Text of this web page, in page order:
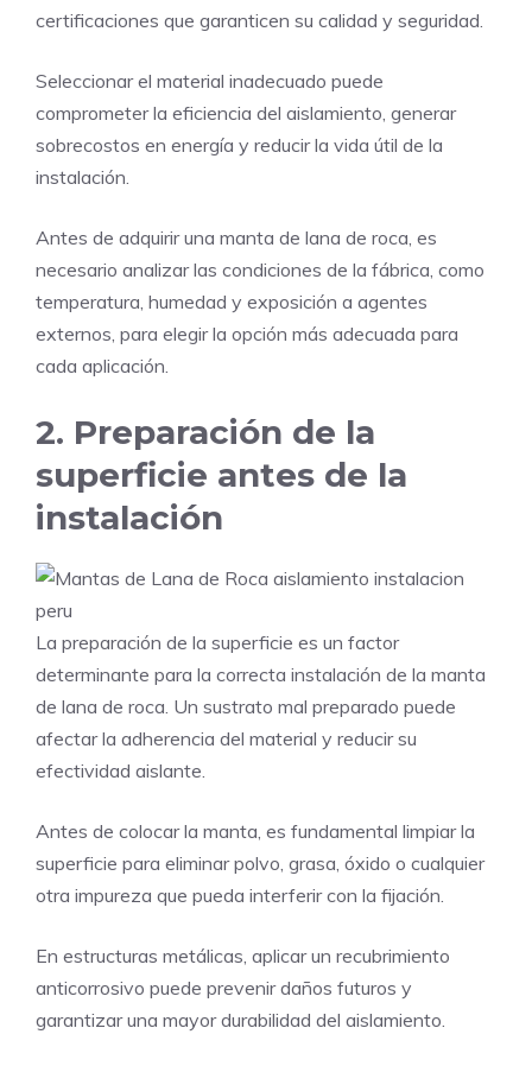
certificaciones que garanticen su calidad y seguridad.
Seleccionar el material inadecuado puede
comprometer la eficiencia del aislamiento, generar
sobrecostos en energía y reducir la vida útil de la
instalación.
Antes de adquirir una manta de lana de roca, es
necesario analizar las condiciones de la fábrica, como
temperatura, humedad y exposición a agentes
externos, para elegir la opción más adecuada para
cada aplicación.
2. Preparación de la
superficie antes de la
instalación
La preparación de la superficie es un factor
determinante para la correcta instalación de la manta
de lana de roca. Un sustrato mal preparado puede
afectar la adherencia del material y reducir su
efectividad aislante.
Antes de colocar la manta, es fundamental limpiar la
superficie para eliminar polvo, grasa, óxido o cualquier
otra impureza que pueda interferir con la fijación.
En estructuras metálicas, aplicar un recubrimiento
anticorrosivo puede prevenir daños futuros y
garantizar una mayor durabilidad del aislamiento.